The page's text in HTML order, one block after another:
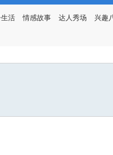
活 情感故事 达人秀场 兴趣